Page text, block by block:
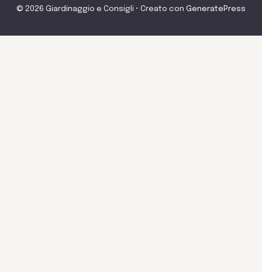
© 2026 Giardinaggio e Consigli • Creato con GeneratePress